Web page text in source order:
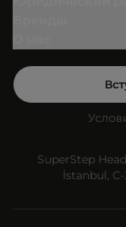
SuperStep
İstanbul,